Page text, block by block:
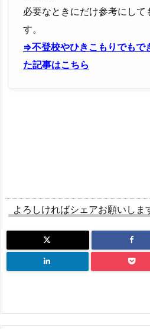
必要なときにだけ参考にして
す。
⇒不登校やひきこもりでもで
た記事はこちら
よろしければシェアお願いしま